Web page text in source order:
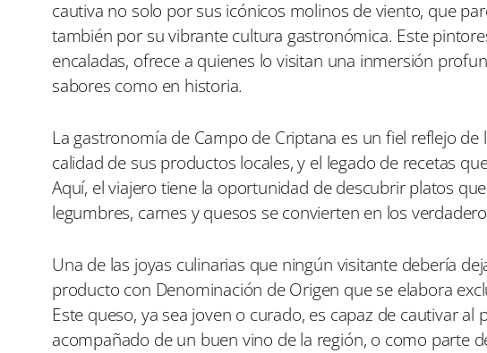
r
t
i
r
e
n
r
t
i
r
r
t
i
r
cautiva no solo por sus icónicos molinos de viento, que
también por su vibrante cultura gastronómica. Este
encaladas, ofrece a quienes lo visitan una inmersión
sabores como en historia.
La gastronomía de Campo de Criptana es un fiel reflejo
calidad de sus productos locales, y el legado de recetas
Aquí, el viajero tiene la oportunidad de descubrir platos
legumbres, carnes y quesos se convierten en los
Una de las joyas culinarias que ningún visitante debería
producto con Denominación de Origen que se elabora
Este queso, ya sea joven o curado, es capaz de cautivar
acompañado de un buen vino de la región, o como parte